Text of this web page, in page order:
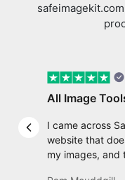
Previous slide
All Image
I came across
website that
my images, and